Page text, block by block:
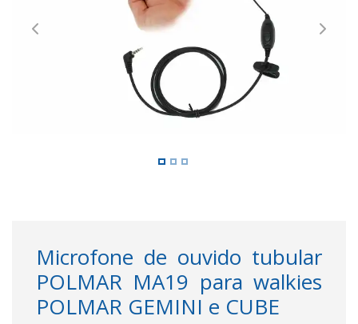
Previous Next
Microfone de ouvido tubular
POLMAR MA19 para walkies
POLMAR GEMINI e CUBE